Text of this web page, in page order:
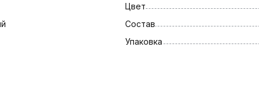
Цвет
Состав
Упаковка